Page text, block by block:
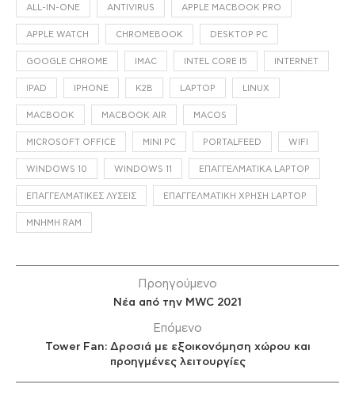
ALL-IN-ONE ANTIVIRUS APPLE MACBOOK PRO
APPLE WATCH CHROMEBOOK DESKTOP PC
GOOGLE CHROME IMAC INTEL CORE I5 INTERNET
IPAD IPHONE K2B LAPTOP LINUX
MACBOOK MACBOOK AIR MACOS
MICROSOFT OFFICE MINI PC PORTALFEED WIFI
WINDOWS 10 WINDOWS 11 ΕΠΑΓΓΕΛΜΑΤΙΚΆ LAPTOP
ΕΠΑΓΓΕΛΜΑΤΙΚΈΣ ΛΎΣΕΙΣ ΕΠΑΓΓΕΛΜΑΤΙΚΉ ΧΡΉΣΗ LAPTOP
ΜΝΉΜΗ RAM
Προηγούμενο
Νέα από την MWC 2021
Επόμενο
Tower Fan: Δροσιά με εξοικονόμηση χώρου και
προηγμένες λειτουργίες